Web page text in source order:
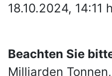
18.10.2024, 14:11
Beachten Sie
Milliarden